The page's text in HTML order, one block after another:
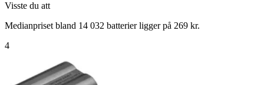
Visste du att
Medianpriset bland 14 032 batterier ligger på 269 kr.
4